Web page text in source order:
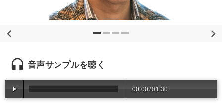
リーダーの器量を学ぶ
経営者のための《音声・動画で学ぶ》講演シリーズ
《強い財務を実践する経営者》講話４選
headset 音声サンプルを聴く
00:00/01:30